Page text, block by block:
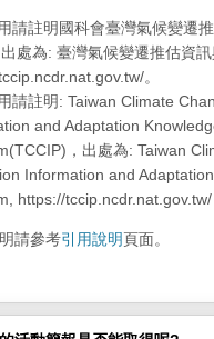
請註明國科會臺灣氣候變遷
處為: 臺灣氣候變遷推估資訊
。
請註明: Taiwan Climate
and Adaptation
，出處為: Taiwan
Information and
https://tccip.ncdr.nat.gov.tw/
請參考引用說明頁面。